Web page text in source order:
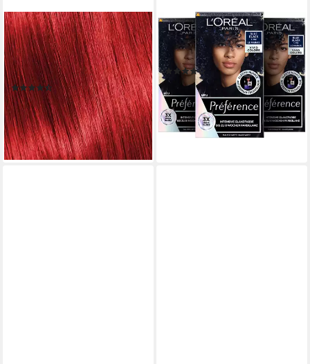
COLOR.IT
Haarfarbe in Salonqualität,
100ml, (3er Pack) 100ml je
Tube
(11)
28,95 €
(96,50 €/ 1 l)
lieferbar - in 2-3 Werktagen bei dir
+66
L'ORÉAL PARIS
Coloration PRÈFÈRENCE
VIVID COLORS, Packung
(14)
29,97 €
(9,99 €/ 1 Stk)
lieferbar - in 1-2 Werktagen bei dir